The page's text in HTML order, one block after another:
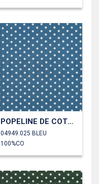
POPELINE DE COTON POINTS
04949.025 BLEU
100%CO